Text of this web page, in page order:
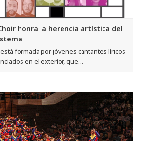
honra la herencia artística del
formada por jóvenes cantantes líricos
en el exterior, que…